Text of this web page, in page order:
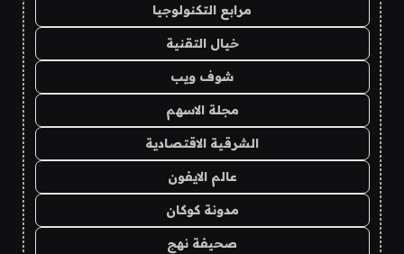
مرابع التكنولوجيا
خيال التقنية
شوف ويب
مجلة الاسهم
الشرقية الاقتصادية
عالم الايفون
مدونة كوكان
صحيفة نهج